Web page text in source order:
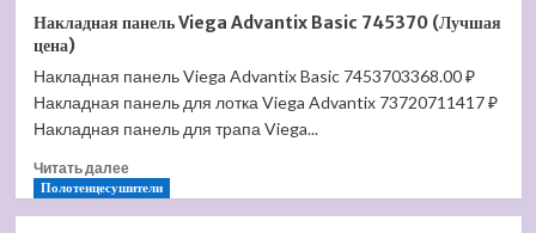
Дренажный
канал
Advantix
736972
(Лучшая
Накладная панель Viega Advantix Basic 745370 (Лучшая
цена)
Накладная панель Viega Advantix Basic 7453703368.00 ₽
Накладная панель для лотка Viega Advantix 73720711417 ₽
Накладная панель для трапа Viega...
Читать далееПрочитать
больше
Полотенцесушители